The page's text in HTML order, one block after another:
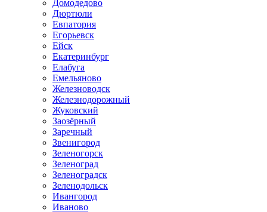
Домодедово
Дюртюли
Евпатория
Егорьевск
Ейск
Екатеринбург
Елабуга
Емельяново
Железноводск
Железнодорожный
Жуковский
Заозёрный
Заречный
Звенигород
Зеленогорск
Зеленоград
Зеленоградск
Зеленодольск
Ивангород
Иваново